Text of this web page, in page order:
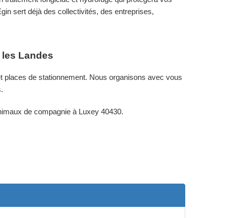
sert déjà des collectivités, des entreprises,
Landes
de stationnement. Nous organisons avec vous
de compagnie à Luxey 40430.